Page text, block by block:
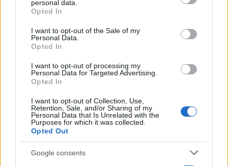
grant or deny consent to Google and its third-party tags to
use your data for below specified purposes in below Google
consent section.
personal data.
Opted In
I want to opt-out of the Sale of my
Personal Data.
Opted In
I want to opt-out of processing my
Personal Data for Targeted Advertising.
Opted In
I want to opt-out of Collection, Use,
Retention, Sale, and/or Sharing of my
Personal Data that Is Unrelated with the
Purposes for which it was collected.
Opted Out
Google consents
Diego Romero
Diego Romero trabajó en cocinas de Madrid y
periodismo gastronómico. Especializado en
recetas tradicionales reinterpretadas.